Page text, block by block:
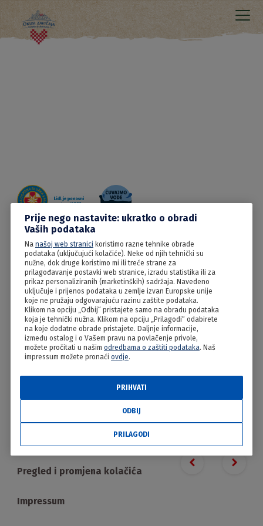
20.06.2022
Sinjski arambaši
Previous slide
Next
Pregled i promjena kolačića
Impressum
Prije nego nastavite: ukratko o obradi
Vaših podataka
Na našoj web stranici koristimo razne tehnike obrade
podataka (uključujući kolačiće). Neke od njih tehnički su
nužne, dok druge koristimo mi ili treće strane za
prilagođavanje postavki web stranice, izradu statistika ili za
prikaz personaliziranih (marketinških) sadržaja. Navedeno
uključuje i prijenos podataka u zemlje izvan Europske unije
koje ne pružaju odgovarajuću razinu zaštite podataka.
Klikom na opciju „Odbij“ pristajete samo na obradu podataka
koja je tehnički nužna. Klikom na opciju „Prilagodi“ odabirete
na koje dodatne obrade pristajete. Daljnje informacije,
između ostalog i o Vašem pravu na povlačenje privole,
možete pročitati u našim odredbama o zaštiti podataka. Naš
impressum možete pronaći ovdje.
ODBIJ
PRIHVATI
PRILAGODI